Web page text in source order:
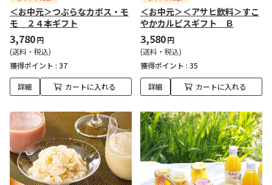
＜お中元＞つぶらなカボス・モ
モ ２４本ギフト
3,780円
(送料・税込)
獲得ポイント : 37
詳細 カートに入れる
＜お中元＞＜アサヒ飲料＞すこ
やかカルピスギフト Ｂ
3,580円
(送料・税込)
獲得ポイント : 35
詳細 カートに入れる